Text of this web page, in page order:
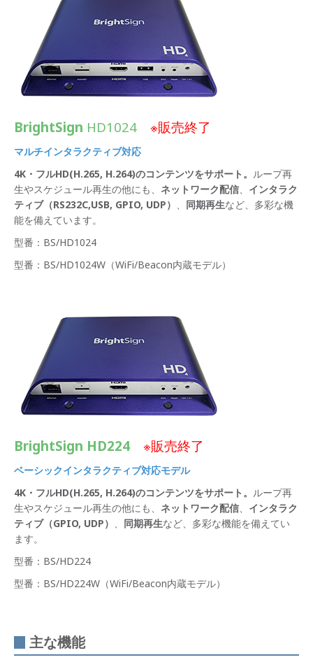
BrightSign HD1024 ※販売終了
マルチインタラクティブ対応
4K・フルHD(H.265, H.264)のコンテンツをサポート。 ループ再
生やスケジュール再生の他にも、 ネットワーク配信、 インタラク
ティブ（RS232C,USB, GPIO, UDP） 、 同期再生など、多彩な機
能を備えています。
型番：BS/HD1024
型番：BS/HD1024W（WiFi/Beacon内蔵モデル）
BrightSign HD224 ※販売終了
ベーシックインタラクティブ対応モデル
4K・フルHD(H.265, H.264)のコンテンツをサポート。 ループ再
生やスケジュール再生の他にも、 ネットワーク配信、 インタラク
ティブ（GPIO, UDP） 、 同期再生など、多彩な機能を備えてい
ます。
型番：BS/HD224
型番：BS/HD224W（WiFi/Beacon内蔵モデル）
主な機能